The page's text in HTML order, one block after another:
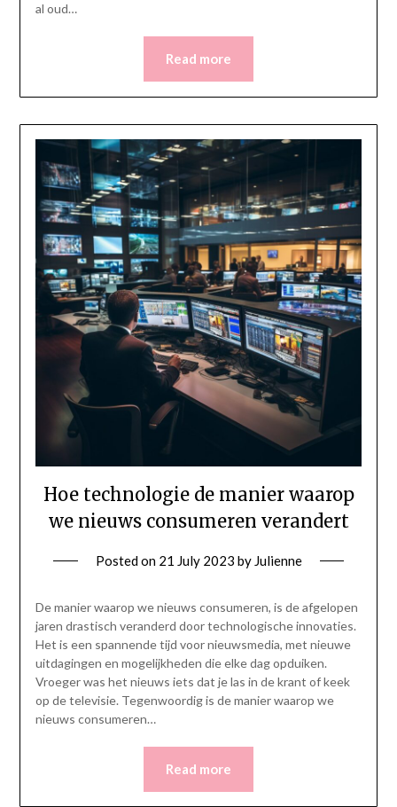
al oud…
Read more
Hoe technologie de manier waarop
we nieuws consumeren verandert
Posted on 21 July 2023 by Julienne
De manier waarop we nieuws consumeren, is de afgelopen
jaren drastisch veranderd door technologische innovaties.
Het is een spannende tijd voor nieuwsmedia, met nieuwe
uitdagingen en mogelijkheden die elke dag opduiken.
Vroeger was het nieuws iets dat je las in de krant of keek
op de televisie. Tegenwoordig is de manier waarop we
nieuws consumeren…
Read more